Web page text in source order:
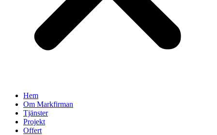
Hem
Om Markfirman
Tjänster
Projekt
Offert